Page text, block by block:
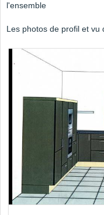
l'ensemble
Les photos de profil et vu